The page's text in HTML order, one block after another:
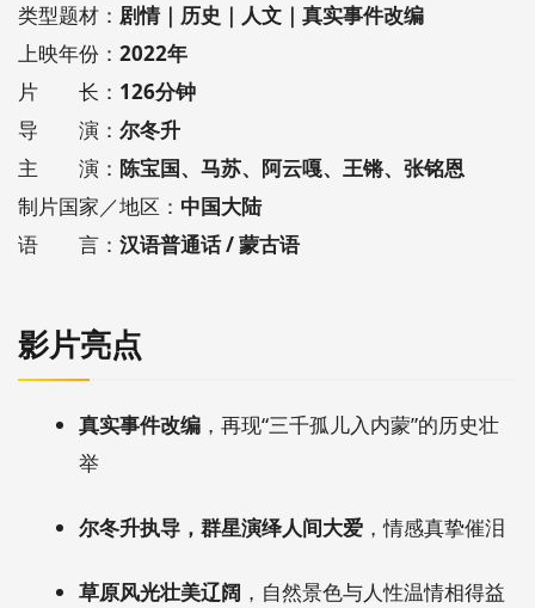
类型题材： 剧情｜历史｜人文｜真实事件改编
上映年份： 2022年
片 长： 126分钟
导 演： 尔冬升
主 演： 陈宝国、马苏、阿云嘎、王锵、张铭恩
制片国家／地区： 中国大陆
语 言： 汉语普通话 / 蒙古语
影片亮点
真实事件改编 ，再现“三千孤儿入内蒙”的历史壮
举
尔冬升执导，群星演绎人间大爱 ，情感真挚催泪
草原风光壮美辽阔 ，自然景色与人性温情相得益